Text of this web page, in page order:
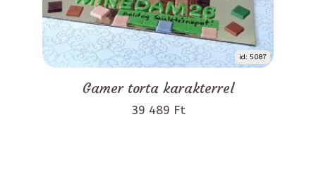
id: 5087
Gamer torta karakterrel
39 489 Ft